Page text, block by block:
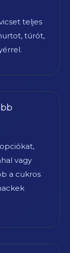
teljes
túrót,
vagy
a cukros